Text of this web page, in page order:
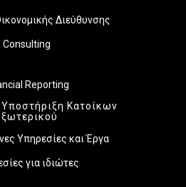
Διεύθυνσης
Consulting
Reporting
Κατοίκων
Υπηρεσίες και Έργα
για ιδιώτες